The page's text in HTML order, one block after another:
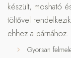
készült, mosható
töltővel
ehhez a párnához.
Gyorsan